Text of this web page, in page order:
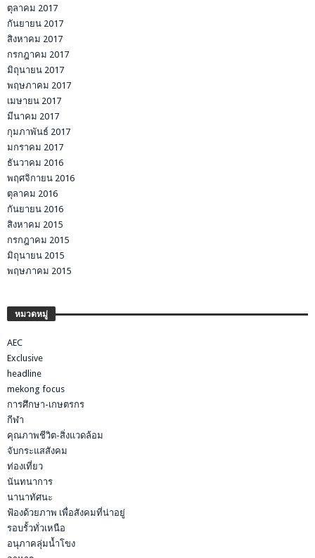
ตุลาคม 2017
กันยายน 2017
สิงหาคม 2017
กรกฎาคม 2017
มิถุนายน 2017
พฤษภาคม 2017
เมษายน 2017
มีนาคม 2017
กุมภาพันธ์ 2017
มกราคม 2017
ธันวาคม 2016
พฤศจิกายน 2016
ตุลาคม 2016
กันยายน 2016
สิงหาคม 2015
กรกฎาคม 2015
มิถุนายน 2015
พฤษภาคม 2015
หมวดหมู่
AEC
Exclusive
headline
mekong focus
การศึกษา-เกษตรกร
กีฬา
คุณภาพชีวิต-สิ่งแวดล้อม
จับกระแสสังคม
ท่องเที่ยว
นันทนาการ
นานาทัศนะ
ฟ้องด้วยภาพ เพื่อสังคมที่น่าอยู่
รอบรั้วทั่วเหนือ
อนุภาคลุ่มน้ำโขง